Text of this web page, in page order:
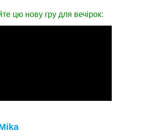
цю нову гру для вечірок: